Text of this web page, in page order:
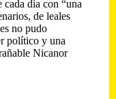
cada día con “una
de leales
no pudo
político y una
Nicanor